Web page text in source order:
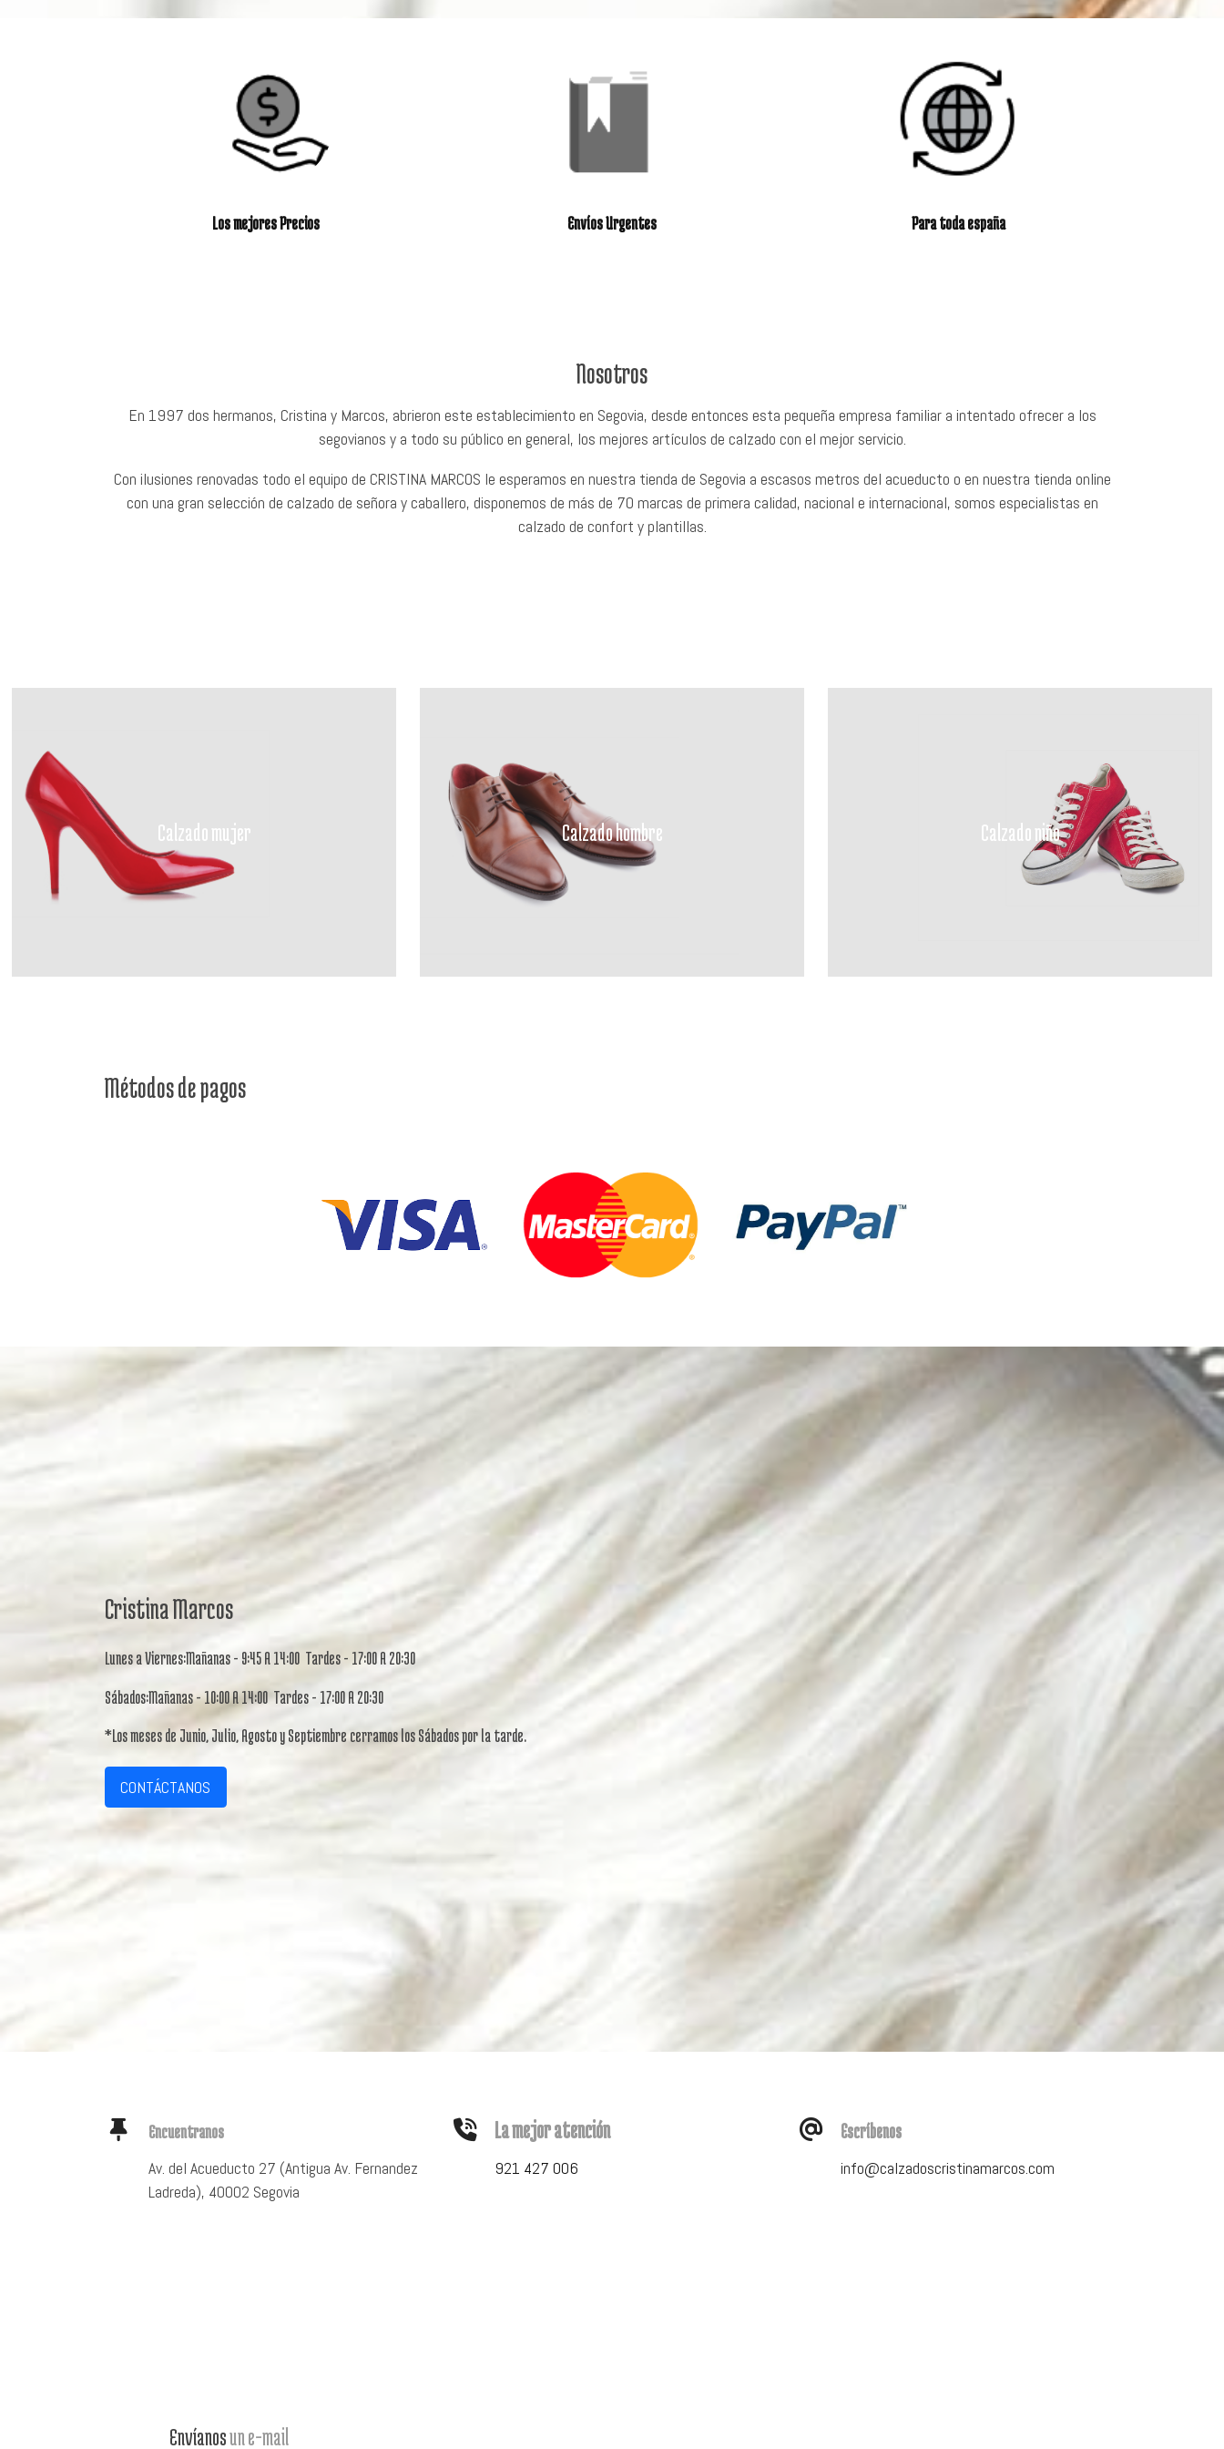
Los mejores Precios Envíos Urgentes Para toda españa
Nosotros
En 1997 dos hermanos, Cristina y Marcos, abrieron este establecimiento en Segovia, desde entonces esta pequeña empresa familiar a intentado ofrecer a los
segovianos y a todo su público en general, los mejores artículos de calzado con el mejor servicio.
Con ilusiones renovadas todo el equipo de CRISTINA MARCOS le esperamos en nuestra tienda de Segovia a escasos metros del acueducto o en nuestra tienda online
con una gran selección de calzado de señora y caballero, disponemos de más de 70 marcas de primera calidad, nacional e internacional, somos especialistas en
calzado de confort y plantillas.
Calzado mujer Calzado hombre Calzado niño
Métodos de pagos
Cristina Marcos
Lunes a Viernes:Mañanas - 9:45 A 14:00 Tardes - 17:00 A 20:30
Sábados:Mañanas - 10:00 A 14:00 Tardes - 17:00 A 20:30
*Los meses de Junio, Julio, Agosto y Septiembre cerramos los Sábados por la tarde.
CONTÁCTANOS
Encuentranos
Av. del Acueducto 27 (Antigua Av. Fernandez
Ladreda), 40002 Segovia
La mejoratención
921 427 006
Escríbenos
info@calzadoscristinamarcos.com
Envíanosun e-mail